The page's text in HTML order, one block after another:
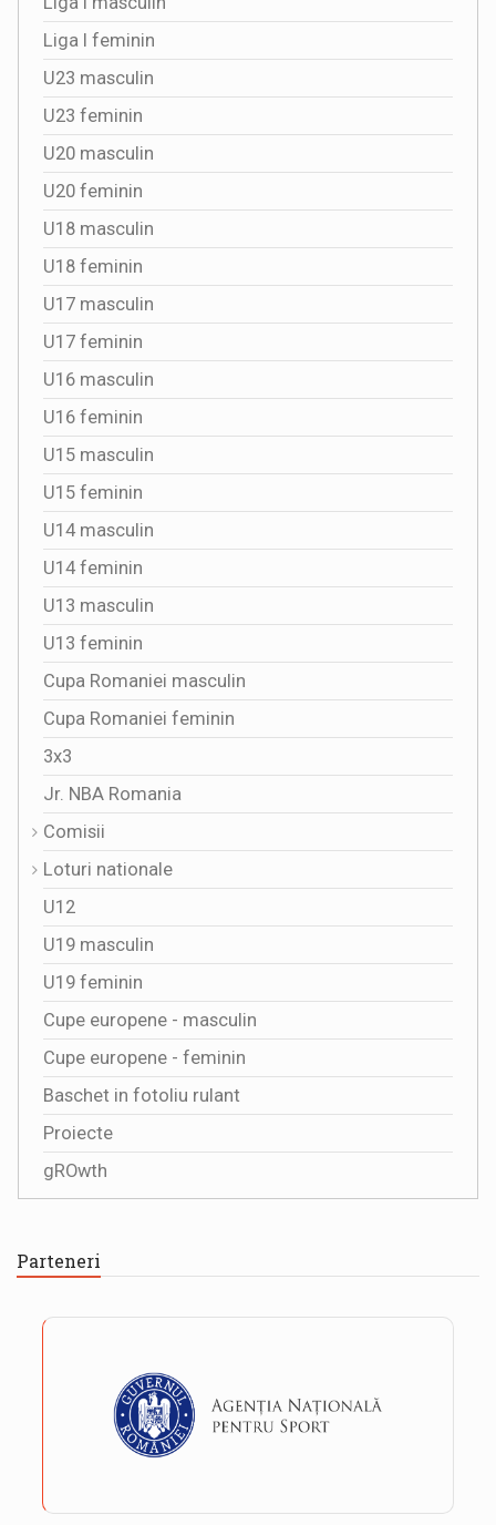
Liga I feminin
U23 masculin
U23 feminin
U20 masculin
U20 feminin
U18 masculin
U18 feminin
U17 masculin
U17 feminin
U16 masculin
U16 feminin
U15 masculin
U15 feminin
U14 masculin
U14 feminin
U13 masculin
U13 feminin
Cupa Romaniei masculin
Cupa Romaniei feminin
3x3
Jr. NBA Romania
Comisii
Loturi nationale
U12
U19 masculin
U19 feminin
Cupe europene - masculin
Cupe europene - feminin
Baschet in fotoliu rulant
Proiecte
gROwth
Parteneri